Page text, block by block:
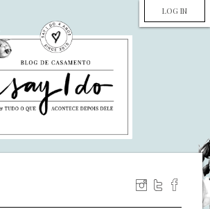
LOG IN